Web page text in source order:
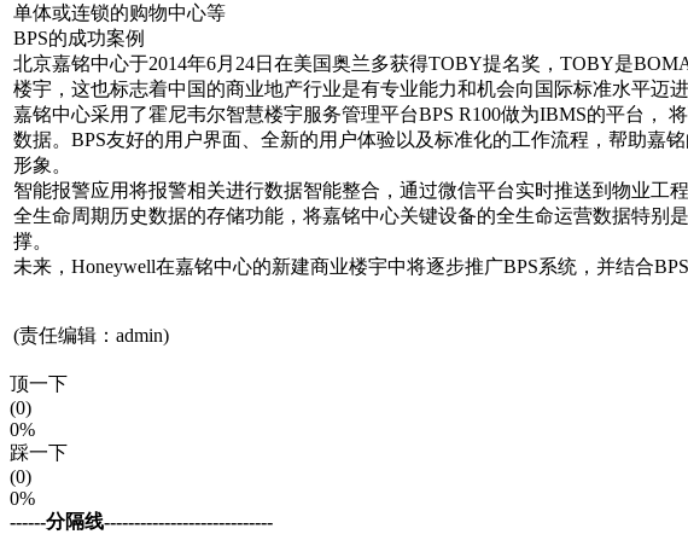
单体或连锁的购物中心等
BPS的成功案例
北京嘉铭中心于2014年6月24日在美国奥兰多获得TOBY提名奖，TOBY是
楼宇，这也标志着中国的商业地产行业是有专业能力和机会向国际标准水平迈进
嘉铭中心采用了霍尼韦尔智慧楼宇服务管理平台BPS R100做为IBMS的平台，
数据。BPS友好的用户界面、全新的用户体验以及标准化的工作流程，帮助嘉
形象。
智能报警应用将报警相关进行数据智能整合，通过微信平台实时推送到物业工
全生命周期历史数据的存储功能，将嘉铭中心关键设备的全生命运营数据特
撑。
未来，Honeywell在嘉铭中心的新建商业楼宇中将逐步推广BPS系统，并结合
(责任编辑：admin)
顶一下
(0)
0%
踩一下
(0)
0%
------分隔线----------------------------